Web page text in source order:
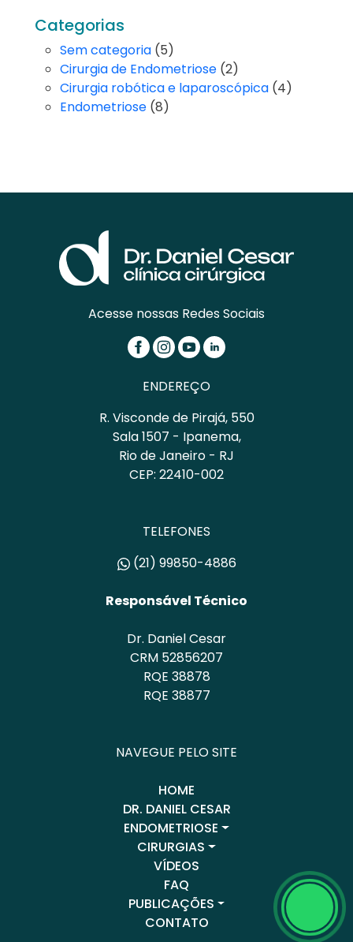
Categorias
Sem categoria (5)
Cirurgia de Endometriose (2)
Cirurgia robótica e laparoscópica (4)
Endometriose (8)
Acesse nossas Redes Sociais
ENDEREÇO
R. Visconde de Pirajá, 550
Sala 1507 - Ipanema,
Rio de Janeiro - RJ
CEP: 22410-002
TELEFONES
(21) 99850-4886
Responsável Técnico
Dr. Daniel Cesar
CRM 52856207
RQE 38878
RQE 38877
NAVEGUE PELO SITE
HOME
DR. DANIEL CESAR
ENDOMETRIOSE
CIRURGIAS
VÍDEOS
FAQ
PUBLICAÇÕES
CONTATO